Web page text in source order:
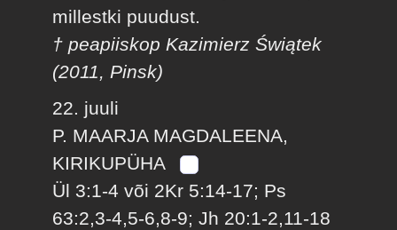
millestki puudust.
† peapiiskop Kazimierz Świątek
(2011, Pinsk)
22. juuli
P. MAARJA MAGDALEENA,
KIRIKUPÜHA
Ül 3:1-4 või 2Kr 5:14-17; Ps
63:2,3-4,5-6,8-9; Jh 20:1-2,11-18